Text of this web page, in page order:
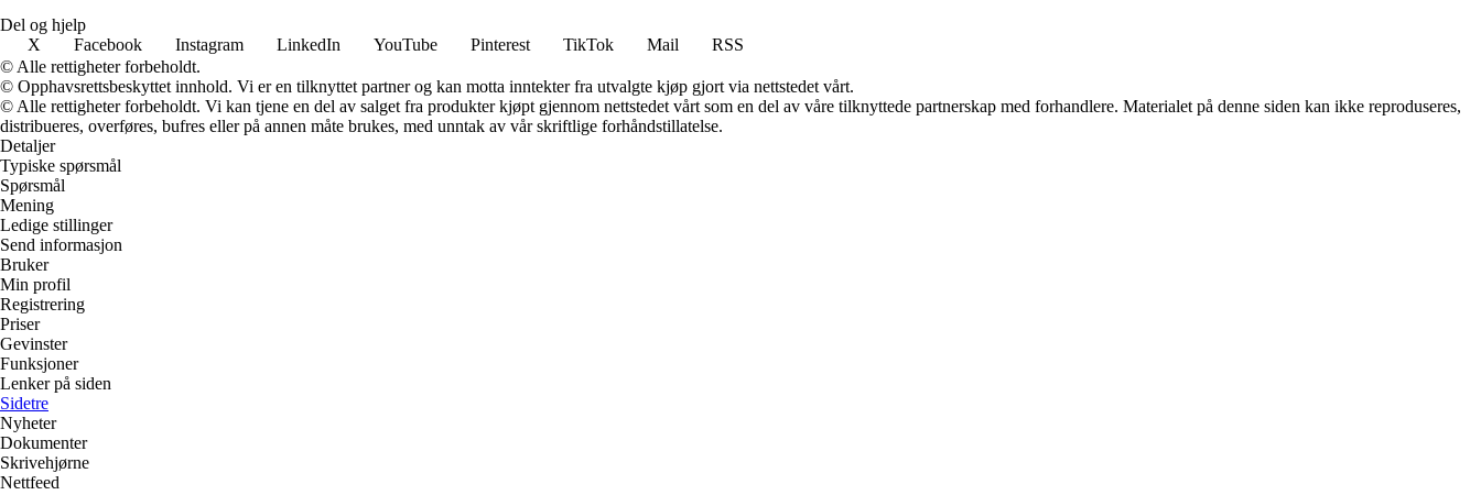
Del og hjelp
X
Facebook Instagram LinkedIn YouTube Pinterest TikTok Mail
RSS
© Alle rettigheter forbeholdt.
© Opphavsrettsbeskyttet innhold. Vi er en tilknyttet partner og kan motta inntekter fra utvalgte kjøp gjort via nettstedet vårt.
© Alle rettigheter forbeholdt. Vi kan tjene en del av salget fra produkter kjøpt gjennom nettstedet vårt som en del av våre tilknyttede partnerskap med forhandlere. Materialet på denne siden kan ikke reproduseres,
distribueres, overføres, bufres eller på annen måte brukes, med unntak av vår skriftlige forhåndstillatelse.
Detaljer
Typiske spørsmål
Spørsmål
Mening
Ledige stillinger
Send informasjon
Bruker
Min profil
Registrering
Priser
Gevinster
Funksjoner
Lenker på siden
Sidetre
Nyheter
Dokumenter
Skrivehjørne
Nettfeed